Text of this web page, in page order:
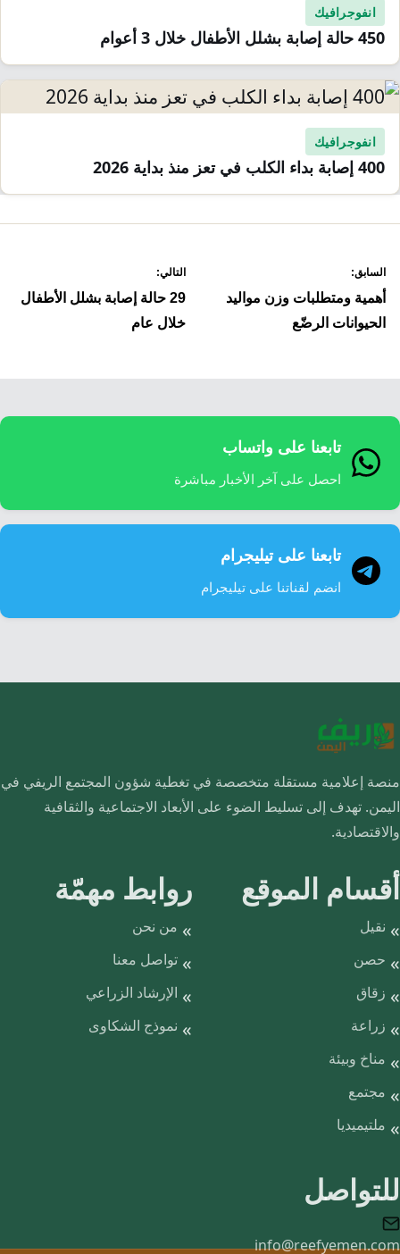
انفوجرافيك
450 حالة إصابة بشلل الأطفال خلال 3 أعوام
انفوجرافيك
400 إصابة بداء الكلب في تعز منذ بداية 2026
المقالات
السابق:
أهمية ومتطلبات وزن مواليد
الحيوانات الرضّع
التالي:
29 حالة إصابة بشلل الأطفال
خلال عام
تابعنا على واتساب
احصل على آخر الأخبار مباشرة
تابعنا على تيليجرام
انضم لقناتنا على تيليجرام
منصة إعلامية مستقلة متخصصة في تغطية شؤون المجتمع الريفي في
اليمن. تهدف إلى تسليط الضوء على الأبعاد الاجتماعية والثقافية
والاقتصادية.
أقسام الموقع
نقيل
حصن
زقاق
زراعة
مناخ وبيئة
مجتمع
ملتيميديا
روابط مهمّة
من نحن
تواصل معنا
الإرشاد الزراعي
نموذج الشكاوى
للتواصل
info@reefyemen.com